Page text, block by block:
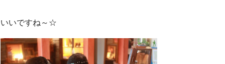
いいですね～☆